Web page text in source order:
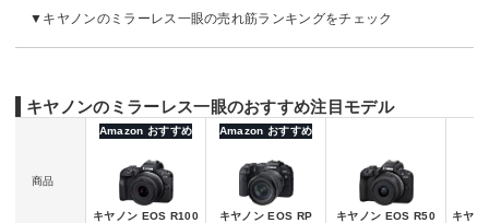
キヤノンのミラーレス一眼の売れ筋ランキングをチェック
キヤノンのミラーレス一眼のおすすめ注目モデル
商品
Amazon おすすめ
キヤノン EOS R100
Amazon おすすめ
キヤノン EOS RP キヤノン EOS R50
キヤ